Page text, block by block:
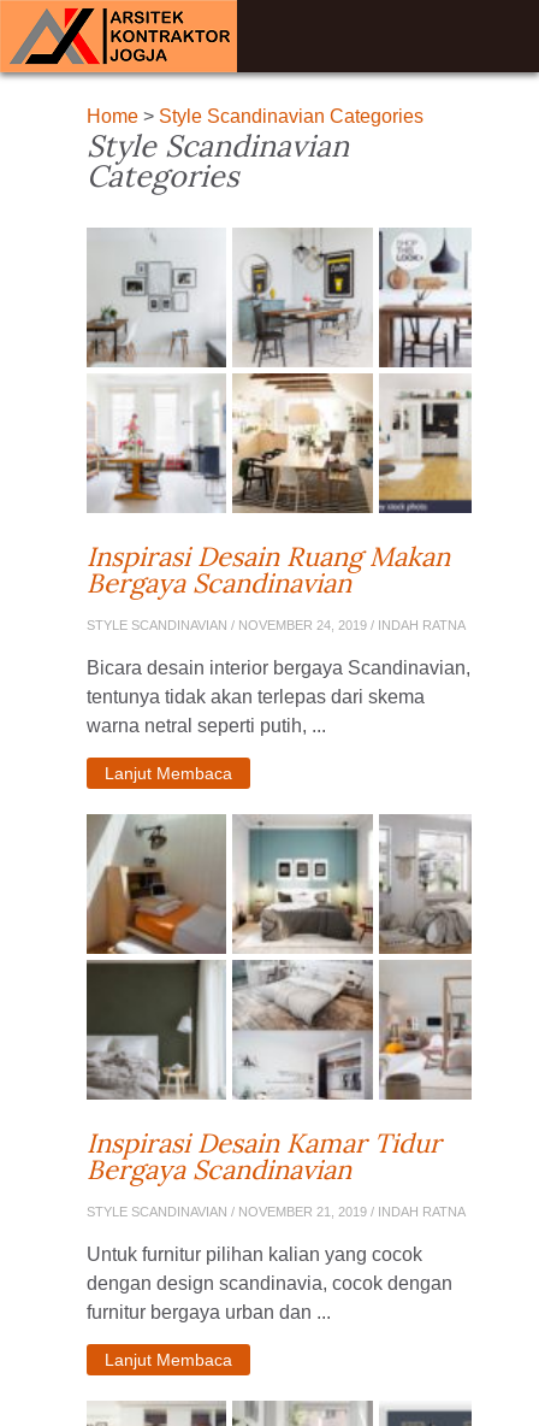
Home> Style Scandinavian Categories
Style Scandinavian
Categories
Inspirasi Desain Ruang Makan
Bergaya Scandinavian
STYLE SCANDINAVIAN / NOVEMBER 24, 2019 / INDAH RATNA
Bicara desain interior bergaya Scandinavian,
tentunya tidak akan terlepas dari skema
warna netral seperti putih, ...
Lanjut Membaca
Inspirasi Desain Kamar Tidur
Bergaya Scandinavian
STYLE SCANDINAVIAN / NOVEMBER 21, 2019 / INDAH RATNA
Untuk furnitur pilihan kalian yang cocok
dengan design scandinavia, cocok dengan
furnitur bergaya urban dan ...
Lanjut Membaca